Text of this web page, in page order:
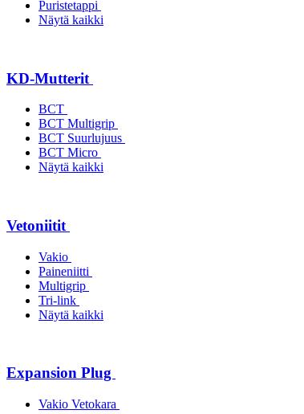
Puristetappi
Näytä kaikki
KD-Mutterit
BCT
BCT Multigrip
BCT Suurlujuus
BCT Micro
Näytä kaikki
Vetoniitit
Vakio
Paineniitti
Multigrip
Tri-link
Näytä kaikki
Expansion Plug
Vakio Vetokara